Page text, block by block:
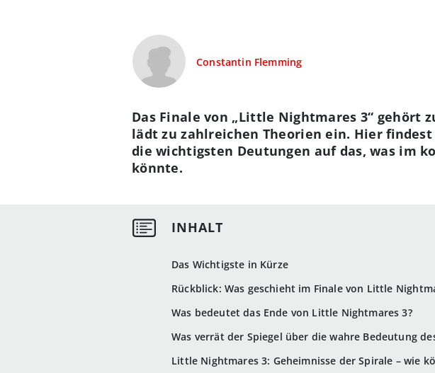
Constantin Flemming
Das Wichtigste in Kürze
Rückblick: Was geschieht im Finale von Little
Was bedeutet das Ende von Little Nightmares 3?
Was verrät der Spiegel über die wahre Bedeutung
Little Nightmares 3: Geheimnisse der Spirale – wie
Das Finale von „Little Nightmares 3“ gehört
lädt zu zahlreichen Theorien ein. Hier
die wichtigsten Deutungen auf das, was im
könnte.